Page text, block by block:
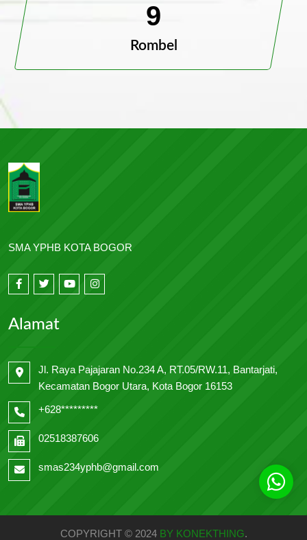
9
Rombel
SMA YPHB KOTA BOGOR
Alamat
Jl. Raya Pajajaran No.234 A, RT.05/RW.11, Bantarjati,
Kecamatan Bogor Utara, Kota Bogor 16153
+628*********
02518387606
smas234yphb@gmail.com
COPYRIGHT © 2024 BY KONEKTHING.